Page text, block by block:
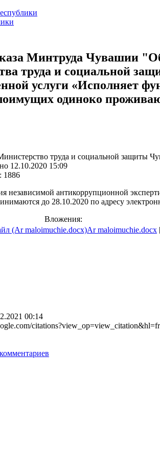
Минтруда Чувашии
труда и социальной
услуги «Исполняет
одиноко
труда и социальной защиты
12.10.2020 15:09
1886
независимой антикоррупционной
до 28.10.2020 по адресу
Вложения:
Ar maloimuchie.docx
00:14